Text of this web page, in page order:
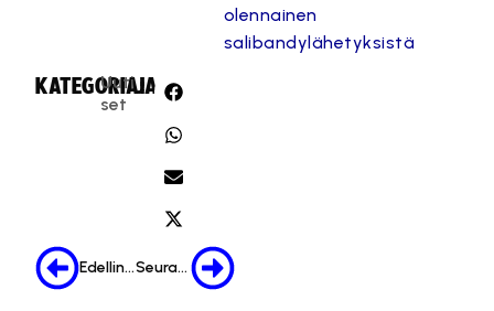
olennainen
salibandylähetyksistä
KATEGORIA:
Uuti
set
JAA:
Edellinen Seuraava